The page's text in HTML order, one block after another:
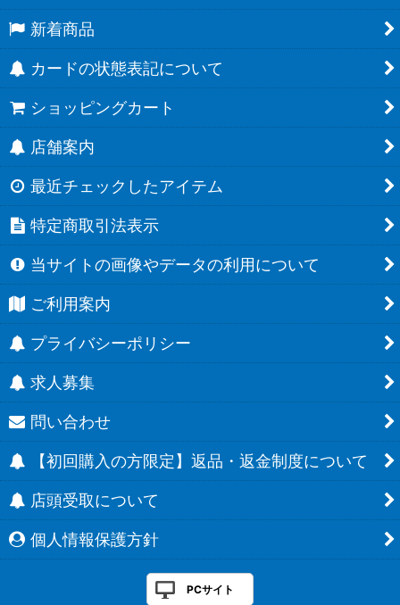
新着商品
カードの状態表記について
ショッピングカート
店舗案内
最近チェックしたアイテム
特定商取引法表示
当サイトの画像やデータの利用について
ご利用案内
プライバシーポリシー
求人募集
問い合わせ
【初回購入の方限定】返品・返金制度について
店頭受取について
個人情報保護方針
PCサイト